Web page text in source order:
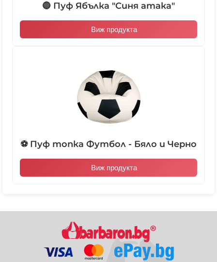
🔵 Пуф Ябълка "Синя атака"
Виж продукта
⚽ Пуф топка Футбол - Бяло и Черно
Виж продукта